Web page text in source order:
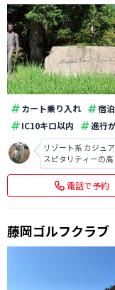
カート乗り入れ 宿泊
IC10キロ以内
進行
リゾート系 カジュ
スピタリティーの
ている ・ハザード
質 ・Fwバギー乗
セスは圏央道・茂原
電話で予約
藤岡ゴルフクラブ